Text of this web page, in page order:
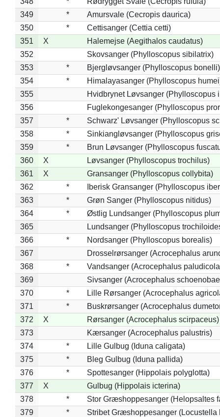
349
*
Amursvale (Cecropis daurica)
350
*
Cettisanger (Cettia cetti)
351
X
Halemejse (Aegithalos caudatus)
352
Skovsanger (Phylloscopus sibilatrix)
353
*
Bjergløvsanger (Phylloscopus bonelli)
354
*
Himalayasanger (Phylloscopus
355
Hvidbrynet Løvsanger (Phylloscopus
356
Fuglekongesanger (Phylloscopus
357
*
Schwarz' Løvsanger (Phylloscopus
358
*
Sinkiangløvsanger (Phylloscopus
359
*
Brun Løvsanger (Phylloscopus
360
X
Løvsanger (Phylloscopus trochilus)
361
X
Gransanger (Phylloscopus collybita)
362
*
Iberisk Gransanger (Phylloscopus
363
*
Grøn Sanger (Phylloscopus nitidus)
364
*
Østlig Lundsanger (Phylloscopus
365
Lundsanger (Phylloscopus
366
*
Nordsanger (Phylloscopus borealis)
367
Drosselrørsanger (Acrocephalus
368
*
Vandsanger (Acrocephalus
369
Sivsanger (Acrocephalus
370
*
Lille Rørsanger (Acrocephalus
371
*
Buskrørsanger (Acrocephalus
372
X
Rørsanger (Acrocephalus scirpaceus)
373
Kærsanger (Acrocephalus palustris)
374
*
Lille Gulbug (Iduna caligata)
375
*
Bleg Gulbug (Iduna pallida)
376
*
Spottesanger (Hippolais polyglotta)
377
X
Gulbug (Hippolais icterina)
378
*
Stor Græshoppesanger (Helopsaltes
379
*
Stribet Græshoppesanger (Locustella